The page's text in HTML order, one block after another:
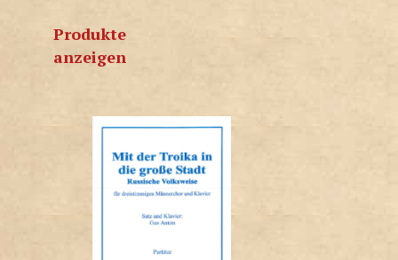
Produkte
anzeigen